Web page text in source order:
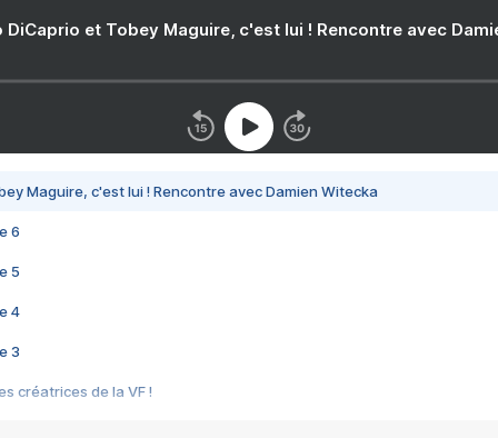
DiCaprio et Tobey Maguire, c'est lui ! Rencontre avec
Maguire, c'est lui ! Rencontre avec Damien Witecka
6
5
4
3
créatrices de la VF !